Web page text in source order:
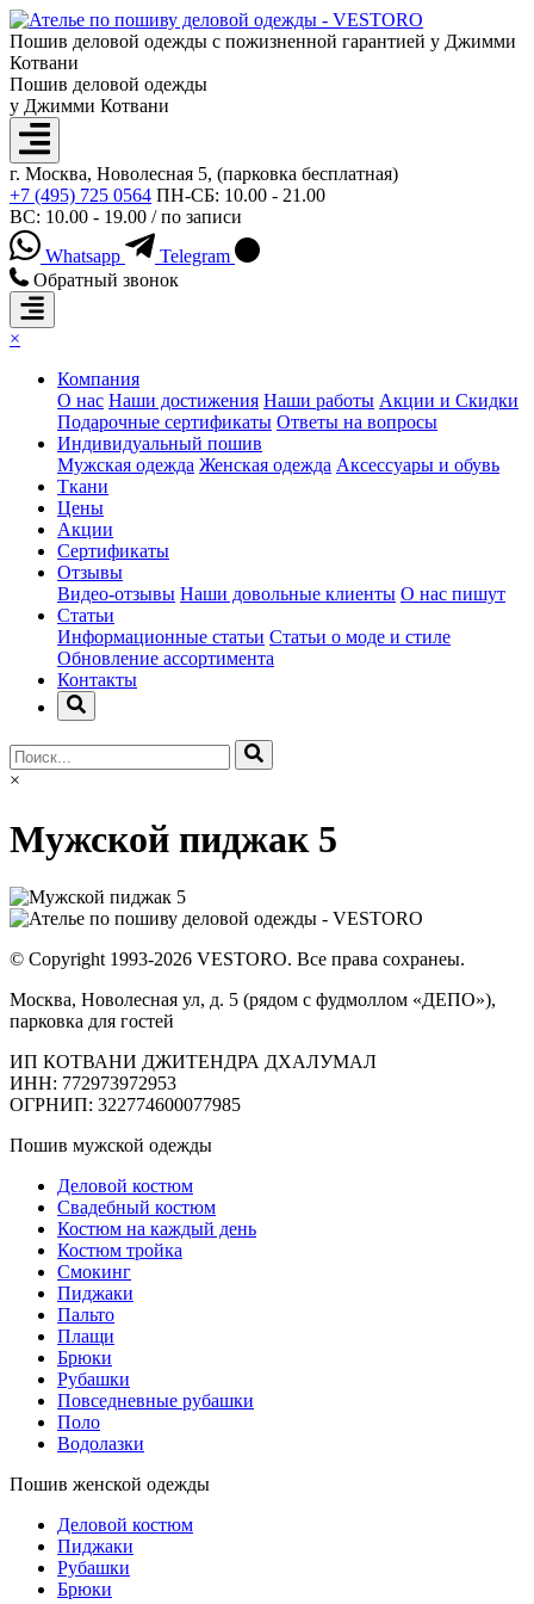
Пошив деловой одежды с пожизненной гарантией у Джимми
Котвани
Пошив деловой одежды
у Джимми Котвани
г. Москва, Новолесная 5, (парковка бесплатная)
+7 (495) 725 0564 ПН-СБ: 10.00 - 21.00
ВС: 10.00 - 19.00 / по записи
Whatsapp
Telegram
Обратный звонок
×
Компания
О нас Наши достижения Наши работы Акции и Скидки
Подарочные сертификаты Ответы на вопросы
Индивидуальный пошив
Мужская одежда Женская одежда Аксессуары и обувь
Ткани
Цены
Акции
Сертификаты
Отзывы
Видео-отзывы Наши довольные клиенты О нас пишут
Статьи
Информационные статьи Статьи о моде и стиле
Обновление ассортимента
Контакты
×
Мужской пиджак 5
© Copyright 1993-2026 VESTORO. Все права сохранеы.
Москва, Новолесная ул, д. 5 (рядом с фудмоллом «ДЕПО»),
парковка для гостей
ИП КОТВАНИ ДЖИТЕНДРА ДХАЛУМАЛ
ИНН: 772973972953
ОГРНИП: 322774600077985
Пошив мужской одежды
Деловой костюм
Свадебный костюм
Костюм на каждый день
Костюм тройка
Смокинг
Пиджаки
Пальто
Плащи
Брюки
Рубашки
Повседневные рубашки
Поло
Водолазки
Пошив женской одежды
Деловой костюм
Пиджаки
Рубашки
Брюки